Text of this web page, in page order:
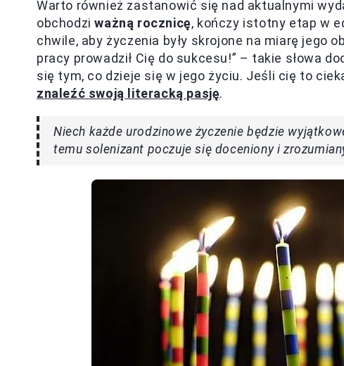
Warto również zastanowić się nad aktualnymi
obchodziważną rocznicę, kończy istotny etap w
chwile, aby życzenia były skrojone na miarę jego
pracy prowadził Cię do sukcesu!” – takie słowa
się tym, co dzieje się w jego życiu. Jeśli cię to
znaleźć swoją literacką pasję.
Niech każde urodzinowe życzenie będzie
temu solenizant poczuje się doceniony i